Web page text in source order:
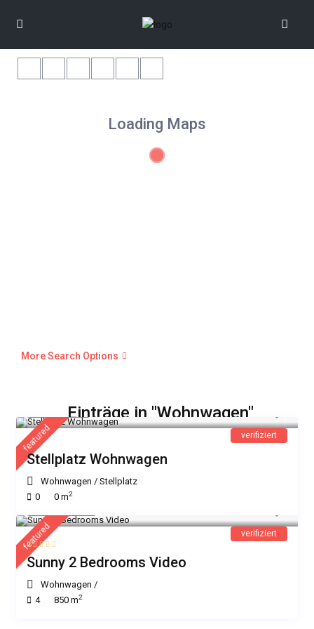
Loading Maps
More Search Options
Einträge in "Wohnwagen"
/Nacht
featured verifiziert
Stellplatz Wohnwagen
Wohnwagen /Stellplatz
0
0 m2
featured verifiziert
Sunny 2 Bedrooms Video
Wohnwagen /
4
850 m2